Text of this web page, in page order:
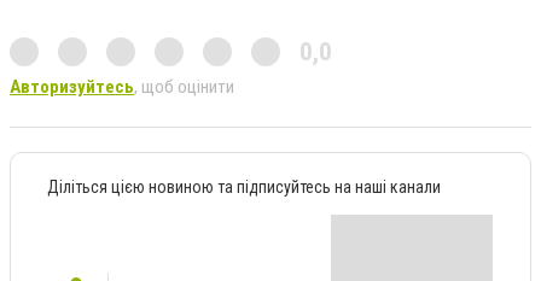
0,0
Авторизуйтесь, щоб оцінити
Діліться цією новиною та підписуйтесь на наші канали